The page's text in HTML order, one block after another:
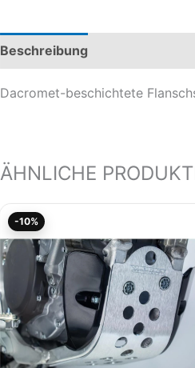
Beschreibung
Dacromet-beschichtete
ÄHNLICHE
-10%
war:
107,00€
ist:
96,31€.